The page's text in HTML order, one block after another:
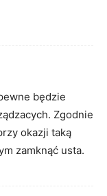
będzie
Zgodnie
okazji taką
zamknąć usta.